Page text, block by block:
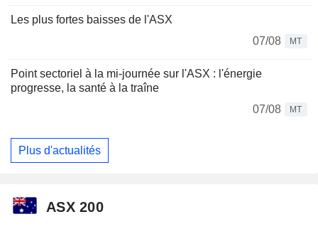
Les plus fortes baisses de l'ASX
07/08
MT
Point sectoriel à la mi-journée sur l'ASX : l'énergie
progresse, la santé à la traîne
07/08
MT
Plus d'actualités
ASX 200